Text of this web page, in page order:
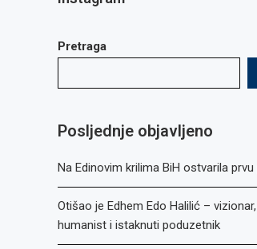
Pretraga
Posljednje objavljeno
Na Edinovim krilima BiH ostvarila prvu
Otišao je Edhem Edo Halilić –
humanist i istaknuti poduzetnik